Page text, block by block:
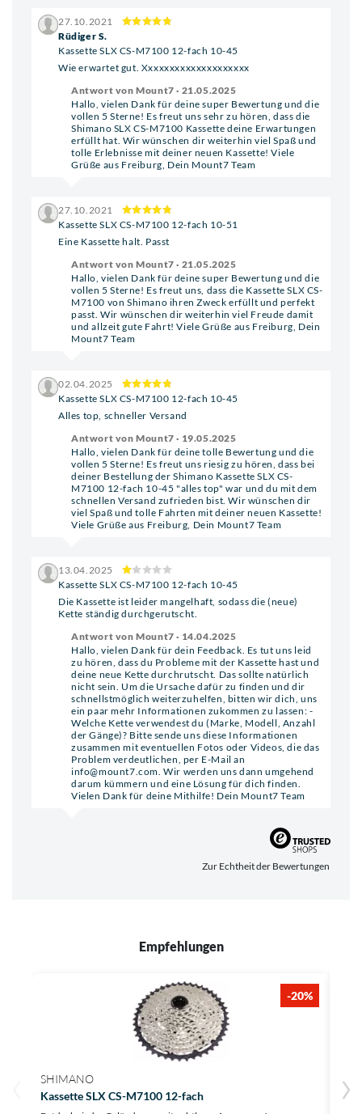
27.10.2021
Rüdiger S.
Kassette SLX CS-M7100 12-fach 10-45
Wie erwartet gut. Xxxxxxxxxxxxxxxxxxxx
Antwort von Mount7 · 21.05.2025
Hallo, vielen Dank für deine super Bewertung und die
vollen 5 Sterne! Es freut uns sehr zu hören, dass die
Shimano SLX CS-M7100 Kassette deine Erwartungen
erfüllt hat. Wir wünschen dir weiterhin viel Spaß und
tolle Erlebnisse mit deiner neuen Kassette! Viele
Grüße aus Freiburg, Dein Mount7 Team
27.10.2021
Kassette SLX CS-M7100 12-fach 10-51
Eine Kassette halt. Passt
Antwort von Mount7 · 21.05.2025
Hallo, vielen Dank für deine super Bewertung und die
vollen 5 Sterne! Es freut uns, dass die Kassette SLX CS-
M7100 von Shimano ihren Zweck erfüllt und perfekt
passt. Wir wünschen dir weiterhin viel Freude damit
und allzeit gute Fahrt! Viele Grüße aus Freiburg, Dein
Mount7 Team
02.04.2025
Kassette SLX CS-M7100 12-fach 10-45
Alles top, schneller Versand
Antwort von Mount7 · 19.05.2025
Hallo, vielen Dank für deine tolle Bewertung und die
vollen 5 Sterne! Es freut uns riesig zu hören, dass bei
deiner Bestellung der Shimano Kassette SLX CS-
M7100 12-fach 10-45 "alles top" war und du mit dem
schnellen Versand zufrieden bist. Wir wünschen dir
viel Spaß und tolle Fahrten mit deiner neuen Kassette!
Viele Grüße aus Freiburg, Dein Mount7 Team
13.04.2025
Kassette SLX CS-M7100 12-fach 10-45
Die Kassette ist leider mangelhaft, sodass die (neue)
Kette ständig durchgerutscht.
Antwort von Mount7 · 14.04.2025
Hallo, vielen Dank für dein Feedback. Es tut uns leid
zu hören, dass du Probleme mit der Kassette hast und
deine neue Kette durchrutscht. Das sollte natürlich
nicht sein. Um die Ursache dafür zu finden und dir
schnellstmöglich weiterzuhelfen, bitten wir dich, uns
ein paar mehr Informationen zukommen zu lassen: -
Welche Kette verwendest du (Marke, Modell, Anzahl
der Gänge)? Bitte sende uns diese Informationen
zusammen mit eventuellen Fotos oder Videos, die das
Problem verdeutlichen, per E-Mail an
info@mount7.com. Wir werden uns dann umgehend
darum kümmern und eine Lösung für dich finden.
Vielen Dank für deine Mithilfe! Dein Mount7 Team
Zur Echtheit der Bewertungen
Empfehlungen
-20%
SHIMANO
Kassette SLX CS-M7100 12-fach